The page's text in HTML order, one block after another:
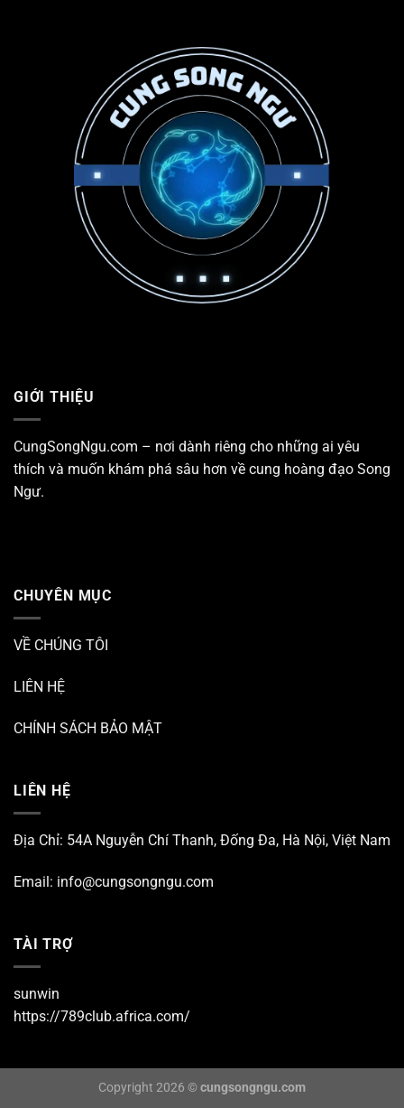
GIỚI THIỆU
CungSongNgu.com – nơi dành riêng cho những ai yêu
thích và muốn khám phá sâu hơn về cung hoàng đạo Song
Ngư.
CHUYÊN MỤC
VỀ CHÚNG TÔI
LIÊN HỆ
CHÍNH SÁCH BẢO MẬT
LIÊN HỆ
Địa Chỉ: 54A Nguyễn Chí Thanh, Đống Đa, Hà Nội, Việt Nam
Email: info@cungsongngu.com
TÀI TRỢ
sunwin
https://789club.africa.com/
Copyright 2026 © cungsongngu.com